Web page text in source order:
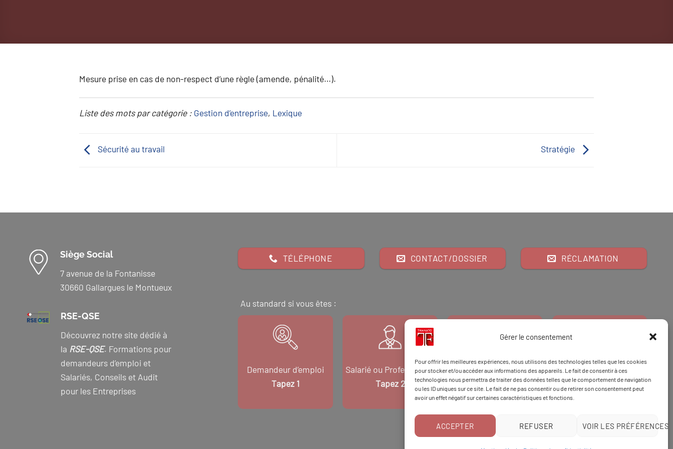
Gérer le consentement
Pour offrir les meilleures expériences, nous utilisons des technologies telles que les cookies
pour stocker et/ou accéder aux informations des appareils. Le fait de consentir à ces
technologies nous permettra de traiter des données telles que le comportement de navigation
ou les ID uniques sur ce site. Le fait de ne pas consentir ou de retirer son consentement peut
avoir un effet négatif sur certaines caractéristiques et fonctions.
ACCEPTER REFUSER VOIR LES PRÉFÉRENCES
Mesure prise en cas de non-respect d’une règle (amende, pénalité…).
Liste des mots par catégorie : Gestion d’entreprise, Lexique
Sécurité au travail Stratégie
Siège Social
7 avenue de la Fontanisse
30660 Gallargues le Montueux
RSE-QSE
Découvrez notre site dédié à
la RSE-QSE. Formations pour
demandeurs d’emploi et
Salariés, Conseils et Audit
pour les Entreprises
TÉLÉPHONE CONTACT/DOSSIER RÉCLAMATION
Au standard si vous êtes :
Demandeur d’emploi
Tapez 1
Salarié ou Professionnel
Tapez 2
Financeur
Tapez 3
EtTapez 98pour
une formation